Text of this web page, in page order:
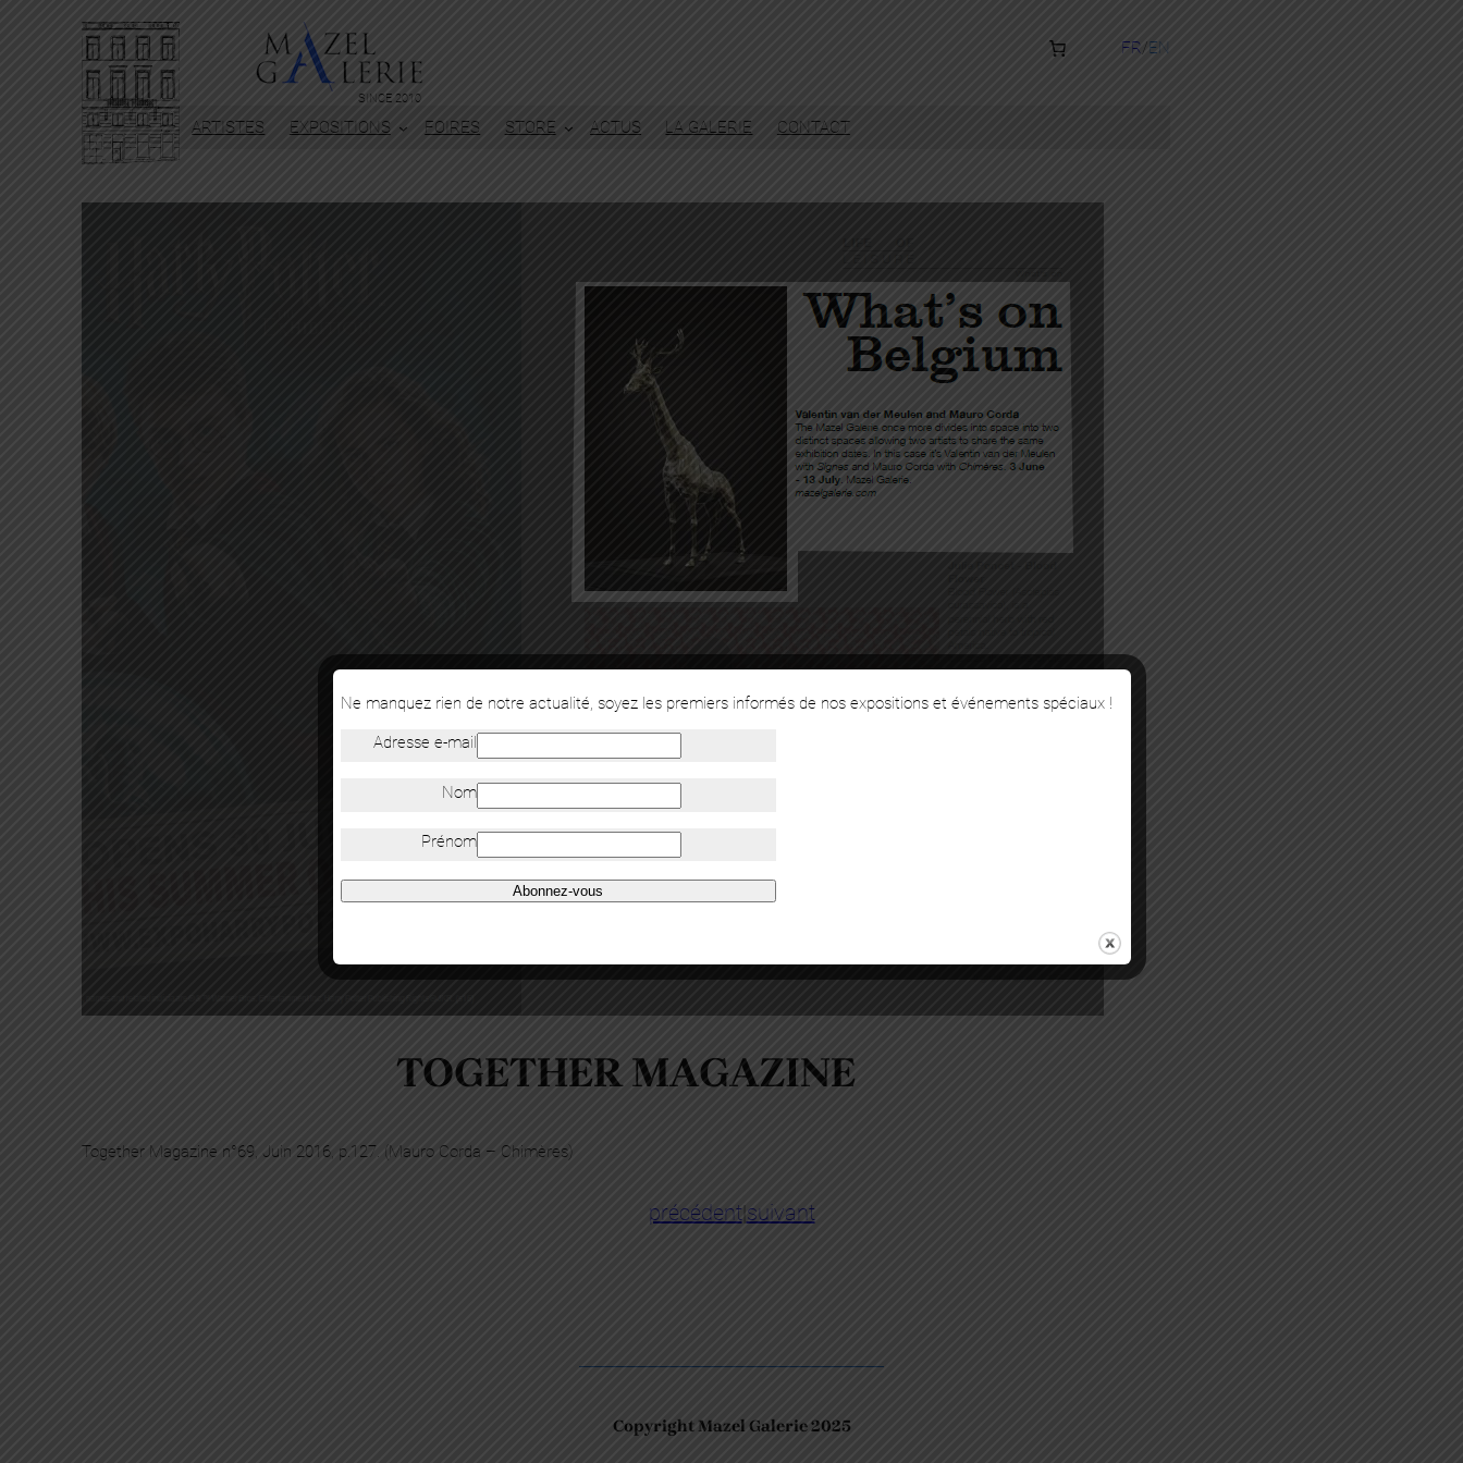
SINCE 2010
FR EN
ARTISTES EXPOSITIONS FOIRES STORE ACTUS LA GALERIE CONTACT
TOGETHER MAGAZINE
Together Magazine n°69, Juin 2016, p.127. (Mauro Corda – Chimères)
précédent|suivant
Copyright Mazel Galerie 2025
Ne manquez rien de notre actualité, soyez les premiers informés de nos expositions et événements spéciaux !
Adresse e-mail
Nom
Prénom
Abonnez-vous